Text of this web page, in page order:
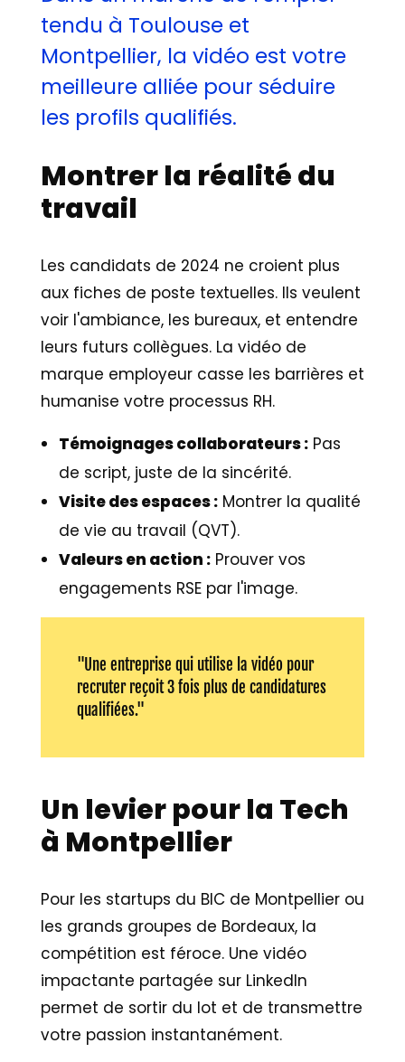
tendu à Toulouse et
Montpellier, la vidéo est votre
meilleure alliée pour séduire
les profils qualifiés.
Montrer la réalité du
travail
Les candidats de 2024 ne croient plus
aux fiches de poste textuelles. Ils veulent
voir l'ambiance, les bureaux, et entendre
leurs futurs collègues. La vidéo de
marque employeur casse les barrières et
humanise votre processus RH.
Témoignages collaborateurs :Pas
de script, juste de la sincérité.
Visite des espaces :Montrer la qualité
de vie au travail (QVT).
Valeurs en action :Prouver vos
engagements RSE par l'image.
"Une entreprise qui utilise la vidéo pour
recruter reçoit 3 fois plus de candidatures
qualifiées."
Un levier pour la Tech
à Montpellier
Pour les startups du BIC de Montpellier ou
les grands groupes de Bordeaux, la
compétition est féroce. Une vidéo
impactante partagée sur LinkedIn
permet de sortir du lot et de transmettre
votre passion instantanément.